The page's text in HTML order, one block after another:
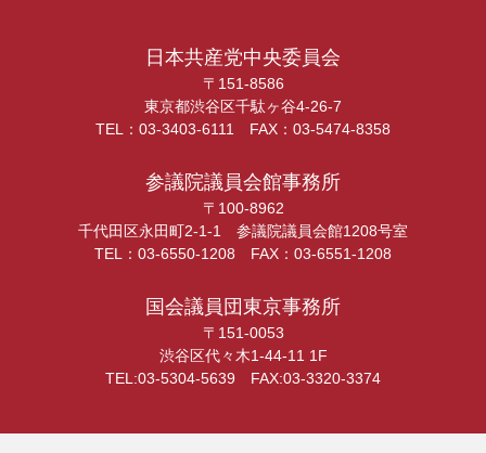
日本共産党中央委員会
〒151-8586
東京都渋谷区千駄ヶ谷4-26-7
TEL：03-3403-6111 FAX：03-5474-8358
参議院議員会館事務所
〒100-8962
千代田区永田町2-1-1 参議院議員会館1208号室
TEL：03-6550-1208 FAX：03-6551-1208
国会議員団東京事務所
〒151-0053
渋谷区代々木1-44-11 1F
TEL:03-5304-5639 FAX:03-3320-3374